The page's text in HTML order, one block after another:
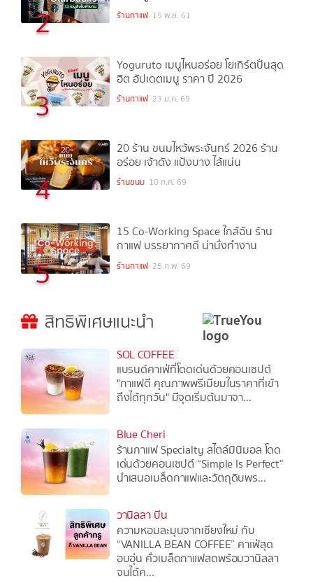
2 ร้านกาแฟ 15 พ.ย. 61
3
Yoguruto เมนูไหนอร่อย โยเกิร์ตปั่นสุด
ฮิต อัปเดตเมนู ราคา ปี 2026
ร้านกาแฟ 23 ม.ค. 69
4
20 ร้าน ขนมไหว้พระจันทร์ 2026 ร้าน
อร่อย เจ้าดัง แป้งบาง ไส้แน่น
ร้านขนม 10 ก.ค. 69
5
15 Co-Working Space ใกล้ฉัน ร้าน
กาแฟ บรรยากาศดี น่านั่งทำงาน
ร้านกาแฟ 25 ก.พ. 69
สิทธิพิเศษแนะนำ
SOL COFFEE
แบรนด์คาเฟ่ที่โดดเด่นด้วยคอนเซปต์
"กาแฟดี คุณภาพพรีเมียมในราคาที่เข้า
ถึงได้ทุกวัน" มีจุดเริ่มต้นมาจา...
Blue Cheri
ร้านกาแฟ Specialty สไตล์มินิมอล โดด
เด่นด้วยคอนเซปต์ “Simple Is Perfect”
นำเสนอเมล็ดกาแฟและวัตถุดิบพร...
วานิลลา บีน
ความหอมละมุนจากเชียงใหม่ กับ
“VANILLA BEAN COFFEE” คาเฟ่สุด
อบอุ่น คั่วเมล็ดกาแฟสดพร้อมวานิลลา
จนได้ค...